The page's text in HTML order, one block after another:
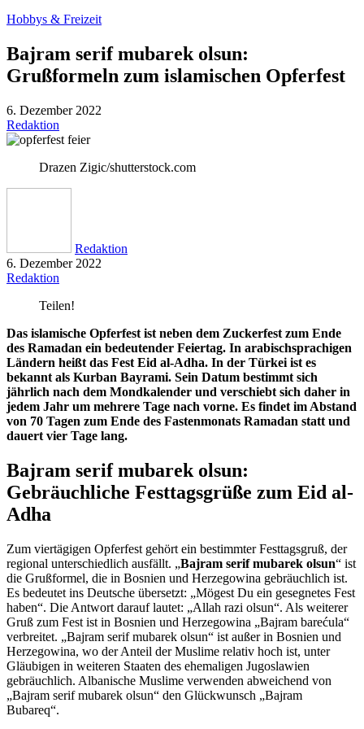
Hobbys & Freizeit
Bajram serif mubarek olsun:
Grußformeln zum islamischen Opferfest
6. Dezember 2022
Redaktion
Drazen Zigic/shutterstock.com
Redaktion
6. Dezember 2022
Redaktion
Teilen!
Das islamische Opferfest ist neben dem Zuckerfest zum Ende
des Ramadan ein bedeutender Feiertag. In arabischsprachigen
Ländern heißt das Fest Eid al-Adha. In der Türkei ist es
bekannt als Kurban Bayrami. Sein Datum bestimmt sich
jährlich nach dem Mondkalender und verschiebt sich daher in
jedem Jahr um mehrere Tage nach vorne. Es findet im Abstand
von 70 Tagen zum Ende des Fastenmonats Ramadan statt und
dauert vier Tage lang.
Bajram serif mubarek olsun:
Gebräuchliche Festtagsgrüße zum Eid al-
Adha
Zum viertägigen Opferfest gehört ein bestimmter Festtagsgruß, der
regional unterschiedlich ausfällt. „Bajram serif mubarek olsun“ ist
die Grußformel, die in Bosnien und Herzegowina gebräuchlich ist.
Es bedeutet ins Deutsche übersetzt: „Mögest Du ein gesegnetes Fest
haben“. Die Antwort darauf lautet: „Allah razi olsun“. Als weiterer
Gruß zum Fest ist in Bosnien und Herzegowina „Bajram barećula“
verbreitet. „Bajram serif mubarek olsun“ ist außer in Bosnien und
Herzegowina, wo der Anteil der Muslime relativ hoch ist, unter
Gläubigen in weiteren Staaten des ehemaligen Jugoslawien
gebräuchlich. Albanische Muslime verwenden abweichend von
„Bajram serif mubarek olsun“ den Glückwunsch „Bajram
Bubareq“.